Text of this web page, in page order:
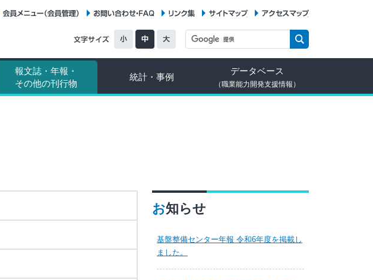
報文誌・年報・
その他の刊行物
統計・事例
データベース
（職業能力開発支援情報）
お知らせ
基盤整備センター年報 令和6年度を掲載し
ました。